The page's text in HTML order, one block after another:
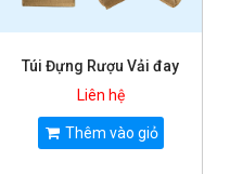
Túi Đựng Rượu Vải đay
Liên hệ
Thêm vào giỏ